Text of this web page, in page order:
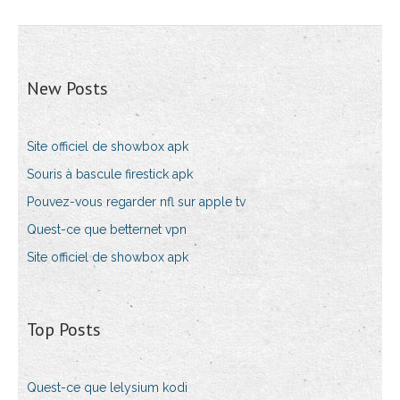
New Posts
Site officiel de showbox apk
Souris à bascule firestick apk
Pouvez-vous regarder nfl sur apple tv
Quest-ce que betternet vpn
Site officiel de showbox apk
Top Posts
Quest-ce que lelysium kodi